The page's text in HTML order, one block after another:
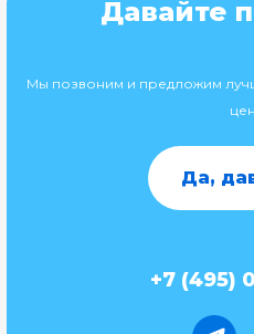
Давайте
Мы позвоним и предложим
Да,
+7 (495)